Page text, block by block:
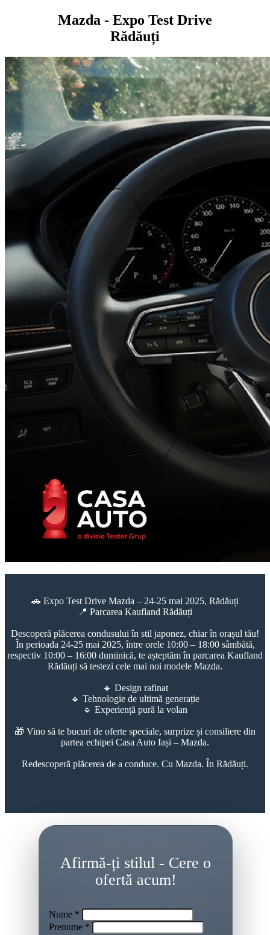
Mazda - Expo Test Drive
Rădăuți
🚗 Expo Test Drive Mazda – 24-25 mai 2025, Rădăuți
📍 Parcarea Kaufland Rădăuți
Descoperă plăcerea condusului în stil japonez, chiar în orașul tău!
În perioada 24-25 mai 2025, între orele 10:00 – 18:00 sâmbătă,
respectiv 10:00 – 16:00 duminică, te așteptăm în parcarea Kaufland
Rădăuți să testezi cele mai noi modele Mazda.
🔹 Design rafinat
🔹 Tehnologie de ultimă generație
🔹 Experiență pură la volan
🎁 Vino să te bucuri de oferte speciale, surprize și consiliere din
partea echipei Casa Auto Iași – Mazda.
Redescoperă plăcerea de a conduce. Cu Mazda. În Rădăuți.
Afirmă-ți stilul - Cere o
ofertă acum!
Nume *
Prenume *